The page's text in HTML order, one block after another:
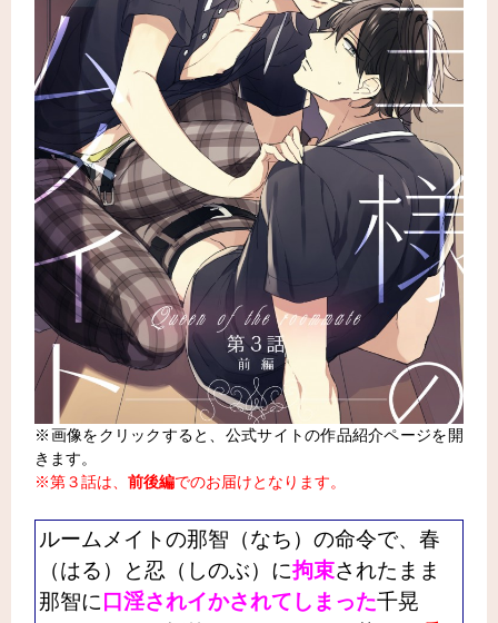
※画像をクリックすると、公式サイトの作品紹介ページを開
きます。
※第３話は、前後編でのお届けとなります。
ルームメイトの那智（なち）の命令で、春
（はる）と忍（しのぶ）に拘束されたまま
那智に口淫されイかされてしまった千晃